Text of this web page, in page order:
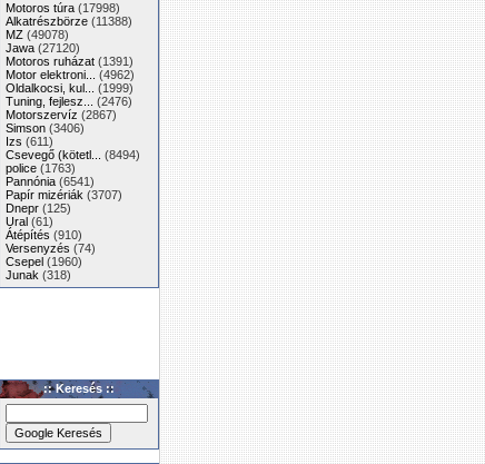
Motoros túra (17998)
Alkatrészbörze (11388)
MZ (49078)
Jawa (27120)
Motoros ruházat (1391)
Motor elektroni...
(4962)
Oldalkocsi, kul...
(1999)
Tuning, fejlesz...
(2476)
Motorszervíz (2867)
Simson (3406)
Izs (611)
Csevegő (kötetl...
(8494)
police (1763)
Pannónia (6541)
Papír mizériák (3707)
Dnepr (125)
Ural (61)
Átépítés (910)
Versenyzés (74)
Csepel (1960)
Junak (318)
:: Keresés ::